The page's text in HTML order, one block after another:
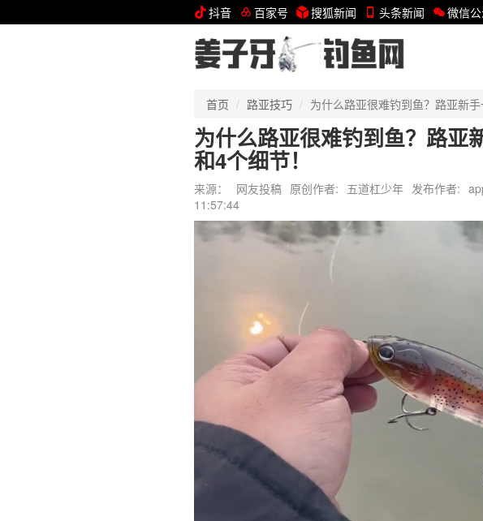
抖音 百家号 搜狐新闻 头条新闻 微信
首页 路亚技巧 为什么路亚很难钓到鱼？路亚新
为什么路亚很难钓到鱼？路亚
和4个细节！
来源： 网友投稿 原创作者: 五道杠少年 发布作者:
11:57:44